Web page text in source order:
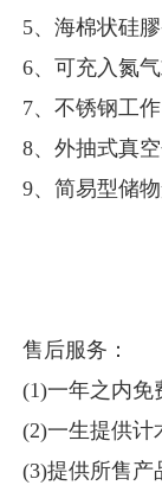
5、海棉状硅
6、可充入氮
7、不锈钢工
8、外抽式真
9、简易型储
售后服务：
(1)一年之内免
(2)一生提供计
(3)提供所售产